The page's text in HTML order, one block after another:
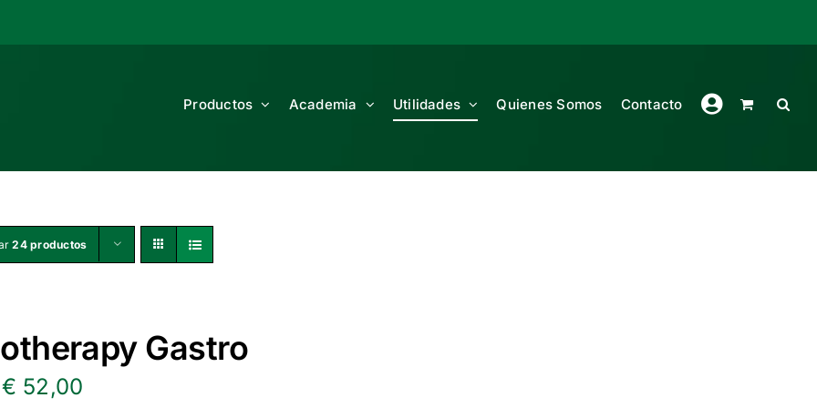
Productos Academia Utilidades Quienes Somos Contacto
24 productos
Gastro
El
€ 52,00